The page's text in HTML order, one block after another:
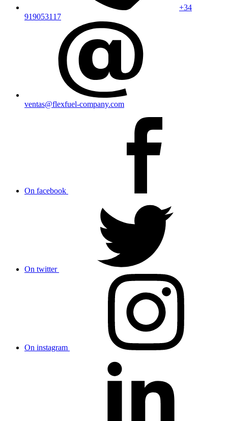
+34
919053117
ventas@flexfuel-company.com
On facebook
On twitter
On instagram